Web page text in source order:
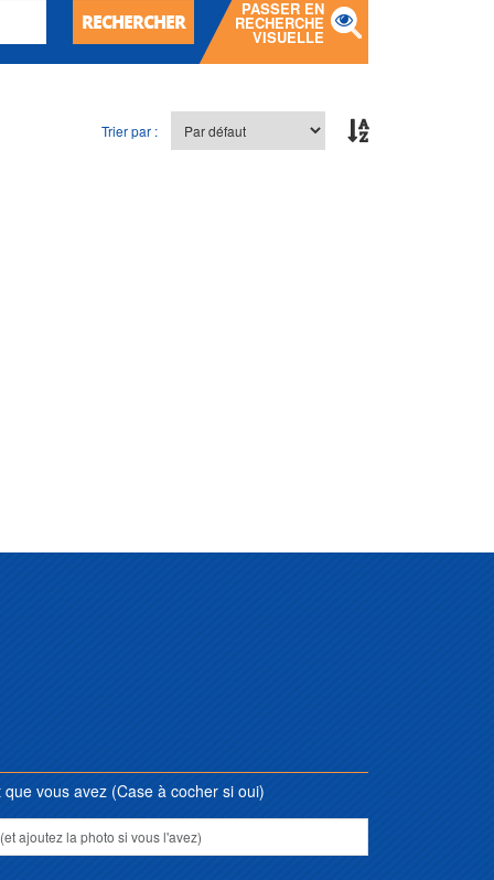
RECHERCHER
PASSER EN
RECHERCHE
VISUELLE
Trier par :
vous avez (Case à cocher si oui)